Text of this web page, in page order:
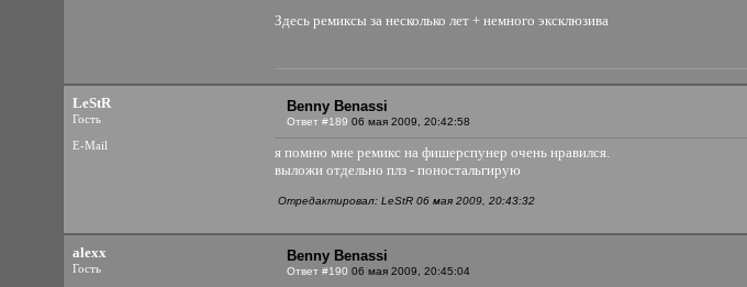
Здесь ремиксы за несколько лет + немного эксклюзива
LeStR
Гость
E-Mail
Benny Benassi
Ответ #189 06 мая 2009, 20:42:58
я помню мне ремикс на фишерспунер очень нравился.
выложи отдельно плз - поностальгирую
Отредактировал: LeStR 06 мая 2009, 20:43:32
alexx
Гость
Benny Benassi
Ответ #190 06 мая 2009, 20:45:04